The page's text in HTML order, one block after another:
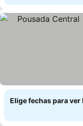
Elige fechas para